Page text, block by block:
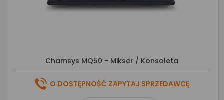
Chamsys MQ50 - Mikser / Konsoleta
O DOSTĘPNOŚĆ ZAPYTAJ SPRZEDAWCĘ